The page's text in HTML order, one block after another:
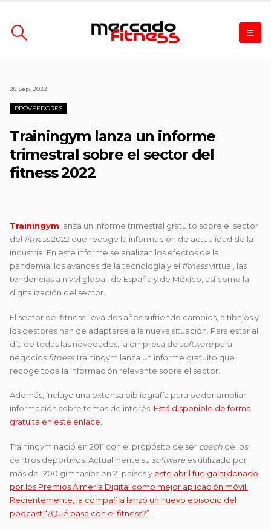
26 Sep, 2022
PROVEEDORES
Trainingym lanza un informe
trimestral sobre el sector del
fitness 2022
Trainingym lanza un informe trimestral gratuito sobre el sector
del fitness2022 que recoge la información de actualidad de la
industria. En este informe se analizan los efectos de la
pandemia, los avances de la tecnología y el fitnessvirtual, las
tendencias a nivel global, de España y de México, así como la
digitalización del sector.
El sector del fitness lleva dos años sufriendo cambios, altibajos y
los gestores han de adaptarse a la nueva situación. Para estar al
día de todas las novedades, la empresa de softwarepara
negocios fitnessTrainingym lanza un informe gratuito que
recoge toda la información relevante sobre el sector.
Además, incluye una extensa bibliografía para poder ampliar
información sobre temas de interés. Está disponible de forma
gratuita en este enlace.
Trainingym nació en 2011 con el propósito de ser coach de los
centros deportivos. Actualmente su softwarees utilizado por
más de 1200 gimnasios en 21 países y este abril fue galardonado
por los Premios Almería Digital como mejor aplicación móvil.
Recientemente, la compañía lanzó un nuevo episodio del
podcast “¿Qué pasa con el fitness?”